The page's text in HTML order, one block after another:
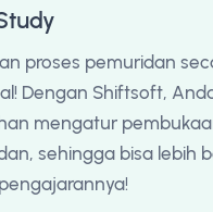
proses pemuridan
Dengan Shiftsoft,
mengatur
sehingga bisa lebih